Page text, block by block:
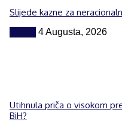
Slijede kazne za
4 Augusta, 2026
Utihnula priča o visokom
BiH?